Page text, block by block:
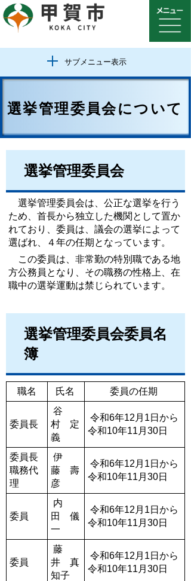
サブメニュー表示
選挙管理委員会について
選挙管理委員会
選挙管理委員会は、公正な選挙を行う
ため、首長から独立した機関として置か
れており、委員は、議会の選挙によって
選ばれ、４年の任期となっています。
この委員は、非常勤の特別職である地
方公務員となり、その職務の性格上、在
職中の選挙運動は禁じられています。
選挙管理委員会委員名
簿
職名 氏名 委員の任期
委員長
谷
村 定
義
令和6年12月1日から
令和10年11月30日
委員長
職務代
理
伊
藤 壽
彦
令和6年12月1日から
令和10年11月30日
委員
内
田 儀
一
令和6年12月1日から
令和10年11月30日
委員
藤
井 真
知子
令和6年12月1日から
令和10年11月30日